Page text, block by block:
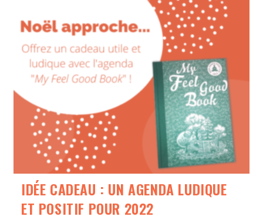
IDÉE CADEAU : UN AGENDA LUDIQUE
ET POSITIF POUR 2022